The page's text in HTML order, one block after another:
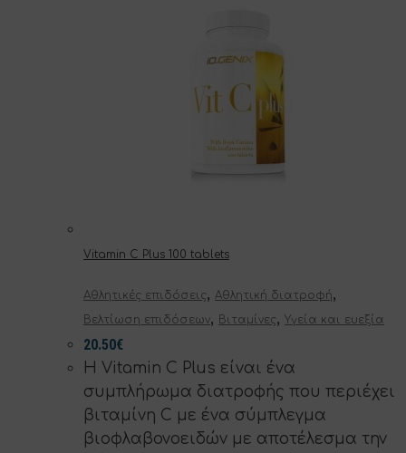
Vitamin C Plus 100 tablets
Αθλητικές επιδόσεις, Αθλητική διατροφή,
Βελτίωση επιδόσεων, Βιταμίνες, Υγεία και ευεξία
20.50€
H Vitamin C Plus είναι ένα
συμπλήρωμα διατροφής που περιέχει
βιταμίνη C με ένα σύμπλεγμα
βιοφλαβονοειδών με αποτέλεσμα την